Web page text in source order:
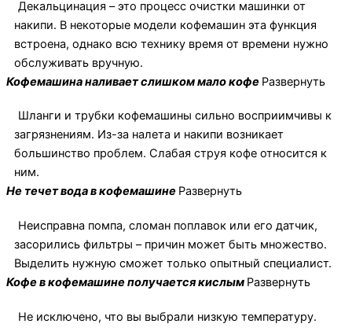
Декальцинация – это процесс очистки машинки от
накипи. В некоторые модели кофемашин эта функция
встроена, однако всю технику время от времени нужно
обслуживать вручную.
Кофемашина наливает слишком мало кофе Развернуть
Шланги и трубки кофемашины сильно восприимчивы к
загрязнениям. Из-за налета и накипи возникает
большинство проблем. Слабая струя кофе относится к
ним.
Не течет вода в кофемашине Развернуть
Неисправна помпа, сломан поплавок или его датчик,
засорились фильтры – причин может быть множество.
Выделить нужную сможет только опытный специалист.
Кофе в кофемашине получается кислым Развернуть
Не исключено, что вы выбрали низкую температуру.